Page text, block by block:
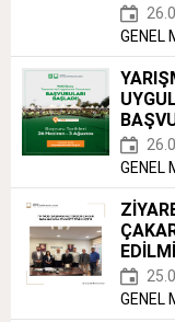
GENEL
GENEL
GENEL